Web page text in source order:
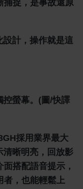
捕捉，是事故還原
設計，操作就是這
螢幕。(圖/快譯
採用業界最大
清晰明亮，回放影
搭配語音提示，
者，也能輕鬆上